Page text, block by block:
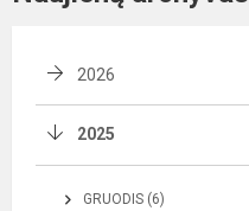
2026
2025
GRUODIS (6)